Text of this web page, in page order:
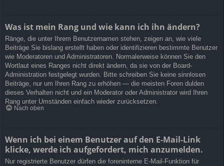
Was ist mein Rang und wie kann ich ihn ändern?
Ränge, die unter Ihrem Benutzernamen stehen, zeigen an, wie viele
Beiträge Sie bislang erstellt haben oder identifizieren bestimmte Benutzer
wie Moderatoren und Administratoren. Normalerweise können Sie den
Wortlaut eines Ranges nicht direkt ändern, da sie von der Board-
Administration festgelegt wurden. Bitte schreiben Sie keine sinnlosen
Beiträge, nur um Ihren Rang zu erhöhen — die meisten Foren dulden
dieses Verhalten nicht und ein Moderator oder Administrator wird Ihren
Rang unter Umständen einfach wieder zurücksetzen.
Nach oben
Wenn ich bei einem Benutzer auf den E-Mail-Link
klicke, werde ich aufgefordert, mich anzumelden.
Nur registrierte Benutzer dürfen die foreninterne E-Mail-Funktion für